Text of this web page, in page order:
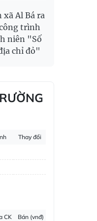
xã Al Bá ra
trình
niên "Số
chỉ đỏ"
Thay đổi
CK
Bán (vnđ)